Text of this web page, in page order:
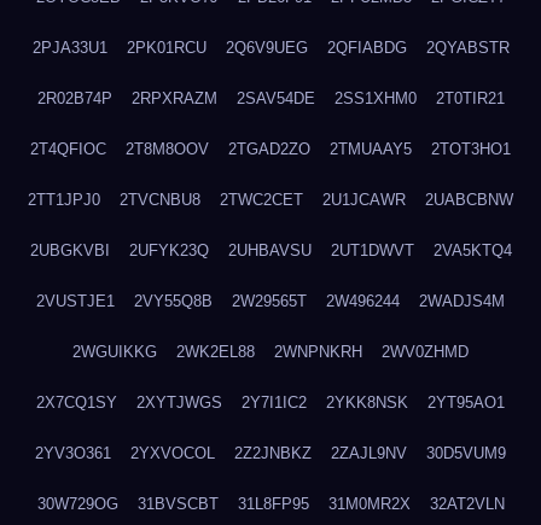
2PJA33U1 2PK01RCU 2Q6V9UEG 2QFIABDG 2QYABSTR
2R02B74P 2RPXRAZM 2SAV54DE 2SS1XHM0 2T0TIR21
2T4QFIOC 2T8M8OOV 2TGAD2ZO 2TMUAAY5 2TOT3HO1
2TT1JPJ0 2TVCNBU8 2TWC2CET 2U1JCAWR 2UABCBNW
2UBGKVBI 2UFYK23Q 2UHBAVSU 2UT1DWVT 2VA5KTQ4
2VUSTJE1 2VY55Q8B 2W29565T 2W496244 2WADJS4M
2WGUIKKG 2WK2EL88 2WNPNKRH 2WV0ZHMD
2X7CQ1SY 2XYTJWGS 2Y7I1IC2 2YKK8NSK 2YT95AO1
2YV3O361 2YXVOCOL 2Z2JNBKZ 2ZAJL9NV 30D5VUM9
30W729OG 31BVSCBT 31L8FP95 31M0MR2X 32AT2VLN